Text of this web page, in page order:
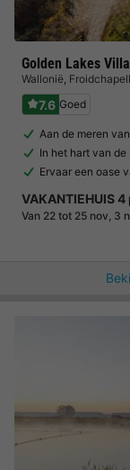
Golden Lakes
Wallonië,
7.6 Goed
Aan de meren van
In het hart van
Ervaar een oase
VAKANTIEHUIS
Van 22 tot 25 nov, 3